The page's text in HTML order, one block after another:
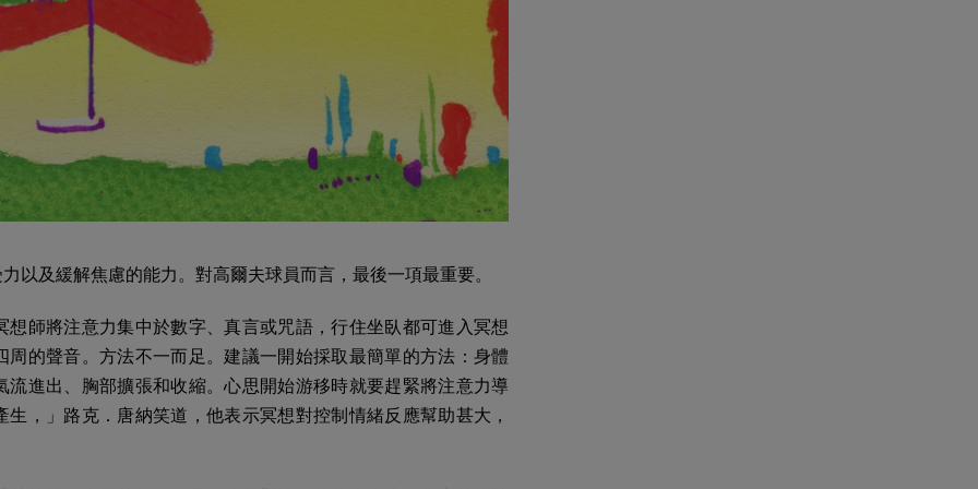
以及緩解焦慮的能力。對高爾夫球員而言，最後一項最重要。
師將注意力集中於數字、真言或咒語，行住坐臥都可進入冥想
的聲音。方法不一而足。建議一開始採取最簡單的方法：身體
進出、胸部擴張和收縮。心思開始游移時就要趕緊將注意力導
，」路克．唐納笑道，他表示冥想對控制情緒反應幫助甚大，